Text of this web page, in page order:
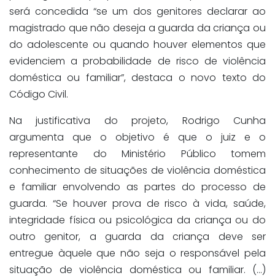
será concedida “se um dos genitores declarar ao
magistrado que não deseja a guarda da criança ou
do adolescente ou quando houver elementos que
evidenciem a probabilidade de risco de violência
doméstica ou familiar”, destaca o novo texto do
Código Civil.
Na justificativa do projeto, Rodrigo Cunha
argumenta que o objetivo é que o juiz e o
representante do Ministério Público tomem
conhecimento de situações de violência doméstica
e familiar envolvendo as partes do processo de
guarda. “Se houver prova de risco à vida, saúde,
integridade física ou psicológica da criança ou do
outro genitor, a guarda da criança deve ser
entregue àquele que não seja o responsável pela
situação de violência doméstica ou familiar. (…)